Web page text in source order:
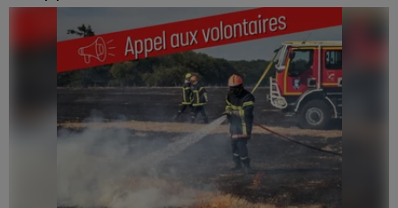
Le feu, parti d'une haie avant de se propager au
quartier résidentiel, avait détruit deux habitations et
contraint à l'évacuation d'une centaine de personnes.